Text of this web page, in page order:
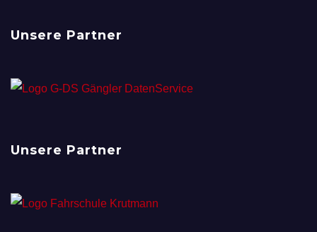
Unsere Partner
Unsere Partner